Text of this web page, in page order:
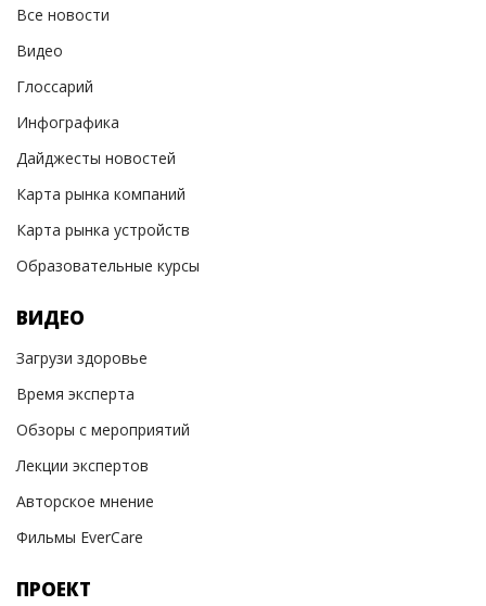
Все новости
Видео
Глоссарий
Инфографика
Дайджесты новостей
Карта рынка компаний
Карта рынка устройств
Образовательные курсы
ВИДЕО
Загрузи здоровье
Время эксперта
Обзоры с мероприятий
Лекции экспертов
Авторское мнение
Фильмы EverCare
ПРОЕКТ